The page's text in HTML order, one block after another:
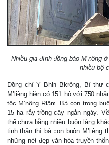
Nhiều gia đình đồng bào M’nông
nhiều bộ
Đồng chí Y Bhin Bkrông, Bí thư
M’liêng hiện có 151 hộ với 750
tộc M’nông Rlăm. Bà con trong
15 ha rẫy trồng cây ngắn ngày.
thể chưa bằng nhiều buôn làng
tinh thần thì bà con buôn
những nét đẹp văn hóa truyền